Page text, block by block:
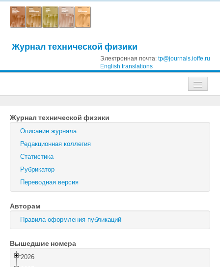
Журнал технической физики
Электронная почта: tp@journals.ioffe.ru
English translations
Журнал технической физики
Письма в Журнал технической физики
Физика твердого тела
Поиск
Журнал технической физики
Описание журнала
Редакционная коллегия
Статистика
Рубрикатор
Переводная версия
Авторам
Правила оформления публикаций
Вышедшие номера
2026